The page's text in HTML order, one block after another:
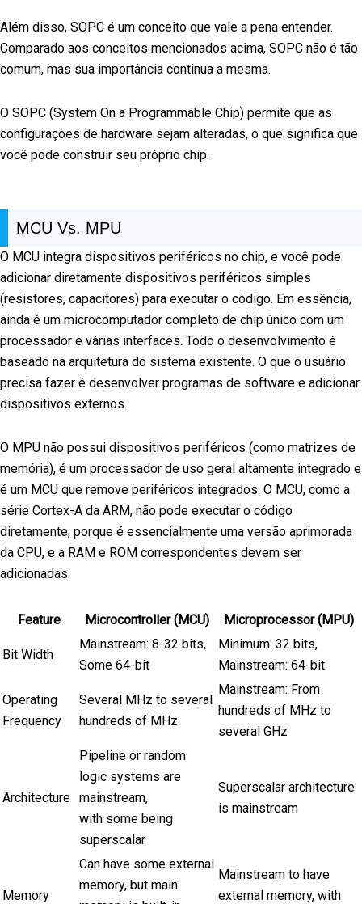
Além disso, SOPC é um conceito que vale a pena entender.
Comparado aos conceitos mencionados acima, SOPC não é tão
comum, mas sua importância continua a mesma.
O SOPC (System On a Programmable Chip) permite que as
configurações de hardware sejam alteradas, o que significa que
você pode construir seu próprio chip.
MCU Vs. MPU
O MCU integra dispositivos periféricos no chip, e você pode
adicionar diretamente dispositivos periféricos simples
(resistores, capacitores) para executar o código. Em essência,
ainda é um microcomputador completo de chip único com um
processador e várias interfaces. Todo o desenvolvimento é
baseado na arquitetura do sistema existente. O que o usuário
precisa fazer é desenvolver programas de software e adicionar
dispositivos externos.
O MPU não possui dispositivos periféricos (como matrizes de
memória), é um processador de uso geral altamente integrado e
é um MCU que remove periféricos integrados. O MCU, como a
série Cortex-A da ARM, não pode executar o código
diretamente, porque é essencialmente uma versão aprimorada
da CPU, e a RAM e ROM correspondentes devem ser
adicionadas.
Feature Microcontroller (MCU) Microprocessor (MPU)
Bit Width
Mainstream: 8-32 bits,
Some 64-bit
Minimum: 32 bits,
Mainstream: 64-bit
Operating
Frequency
Several MHz to several
hundreds of MHz
Mainstream: From
hundreds of MHz to
several GHz
Architecture
Pipeline or random
logic systems are
mainstream,
with some being
superscalar
Superscalar architecture
is mainstream
Memory
Can have some external
memory, but main
Mainstream to have
external memory, with